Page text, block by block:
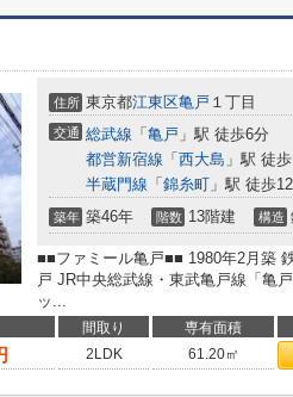
住所 東京都江東区亀戸 １丁目
交通 総武線 「 亀戸 」駅 徒歩6分
都営新宿線 「 西大島 」駅 徒
半蔵門線 「 錦糸町 」駅 徒歩
築年 築46年 階数 13階建 構造
■■ファミール亀戸■■ 1980年2月築
戸 JR中央総武線・東武亀戸線「亀
ッ...
間取り 専有面積
2LDK 61.20㎡